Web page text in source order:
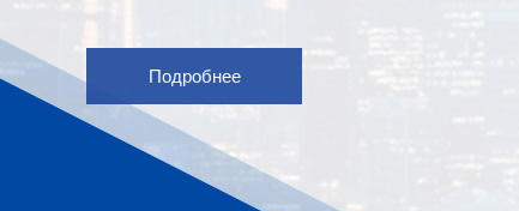
Подробнее